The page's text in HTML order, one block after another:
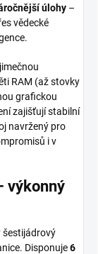
úlohy –
vědecké
RAM (až stovky
grafickou
zajišťují stabilní
navržený pro
i v
výkonný
šestijádrový
Disponuje6